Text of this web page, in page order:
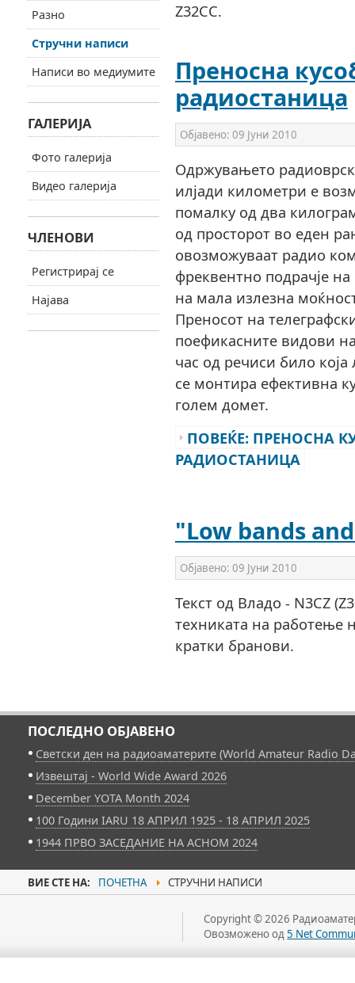
Z32CC.
Преносна
радиостаница
Објавено: 09 Јуни 2010
Одржувањето
илјади километри е
помалку од два
од просторот во еден
овозможуваат радио
фреквентно подрачје
на мала излезна
Преносот на
поефикасните видови
час од речиси било
се монтира ефективна
голем домет.
ПОВЕЌЕ: ПРЕНОСНА
РАДИОСТАНИЦА
"Low bands
Објавено: 09 Јуни 2010
Текст од Владо - N3CZ
техниката на работење
кратки бранови.
Разно
Стручни написи
Написи во медиумите
ГАЛЕРИЈА
Фото галерија
Видео галерија
ЧЛЕНОВИ
Регистрирај се
Најава
ПОСЛЕДНО ОБЈАВЕНО
Светски ден на радиоаматерите (World Amateur Radio
Извештај - World Wide Award 2026
December YOTA Month 2024
100 Години IARU 18 АПРИЛ 1925 - 18 АПРИЛ 2025
1944 ПРВО ЗАСЕДАНИЕ НА АСНОМ 2024
ВИЕ СТЕ НА: ПОЧЕТНА СТРУЧНИ НАПИСИ
Copyright © 2026
Овозможено од5 Net